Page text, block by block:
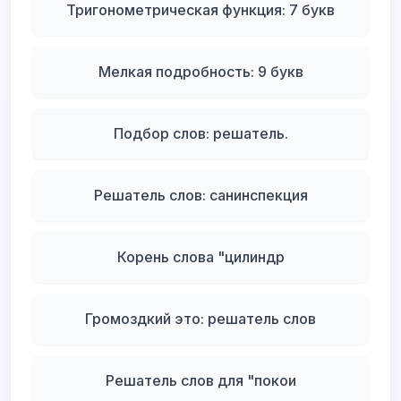
Тригонометрическая функция: 7 букв
Мелкая подробность: 9 букв
Подбор слов: решатель.
Решатель слов: санинспекция
Корень слова "цилиндр
Громоздкий это: решатель слов
Решатель слов для "покои